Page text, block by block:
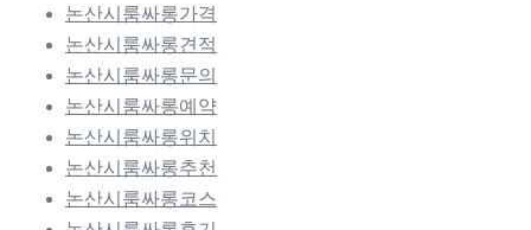
논산시룸싸롱가격
논산시룸싸롱견적
논산시룸싸롱문의
논산시룸싸롱예약
논산시룸싸롱위치
논산시룸싸롱추천
논산시룸싸롱코스